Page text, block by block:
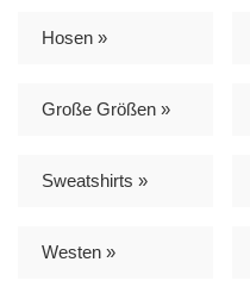
Hosen »
Große Größen »
Sweatshirts »
Westen »